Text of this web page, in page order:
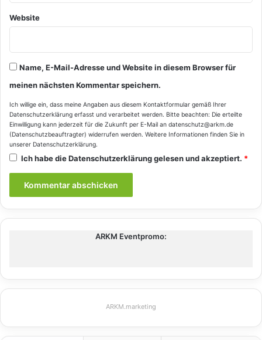
Website
Name, E-Mail-Adresse und Website in diesem Browser für
meinen nächsten Kommentar speichern.
Ich willige ein, dass meine Angaben aus diesem Kontaktformular gemäß Ihrer
Datenschutzerklärung erfasst und verarbeitet werden. Bitte beachten: Die erteilte
Einwilligung kann jederzeit für die Zukunft per E-Mail an datenschutz@arkm.de
(Datenschutzbeauftragter) widerrufen werden. Weitere Informationen finden Sie in
unserer Datenschutzerklärung.
Ich habe dieDatenschutzerklärunggelesen und akzeptiert. *
ARKM Eventpromo:
ARKM.marketing